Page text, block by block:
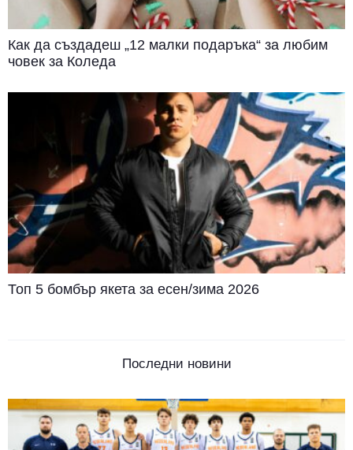
Как да създадеш „12 малки подаръка“ за любим
човек за Коледа
Топ 5 бомбър якета за есен/зима 2026
Последни новини